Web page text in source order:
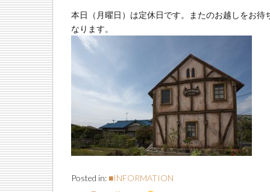
本日（月曜日）は定休日です。またのお越しをお待
なります。
Posted in:■INFORMATION